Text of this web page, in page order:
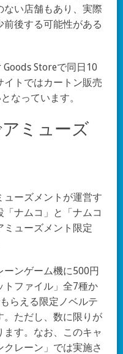
ない店舗もあり、実際
後する可能性がある
Storeで同日10
イトではカートン販売
なっています。
ミューズ
ーズメントが運営す
ナムコ」と「ナムコ
ミューズメント限定
ンゲーム機に500円
トファイル」全7種か
らえる限定ノベルテ
。ただし、数に限りが
す。なお、このキャ
レーン」では実施さ